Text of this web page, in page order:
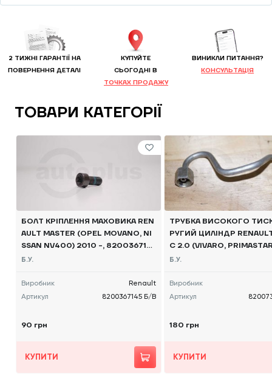
2 ТИЖНІ ГАРАНТІЇ НА
ПОВЕРНЕННЯ ДЕТАЛІ
КУПУЙТЕ
CЬОГОДНІ В
ТОЧКАХ ПРОДАЖУ
ВИНИКЛИ ПИТАННЯ?
КОНСУЛЬТАЦІЯ
ТОВАРИ КАТЕГОРІЇ
БОЛТ КРІПЛЕННЯ МАХОВИКА REN
AULT MASTER (OPEL MOVANO, NI
SSAN NV400) 2010 -, 8200367145
Б/В
Б.У.
Виробник
Renault
Артикул
8200367145 Б/В
90 грн
КУПИТИ
ТРУБКА ВИСОКОГО
РУГИЙ ЦИЛІНДР
C 2.0 (VIVARO,
2014, 8200734023 Б/В
Б.У.
Виробник
Артикул
180 грн
КУПИТИ